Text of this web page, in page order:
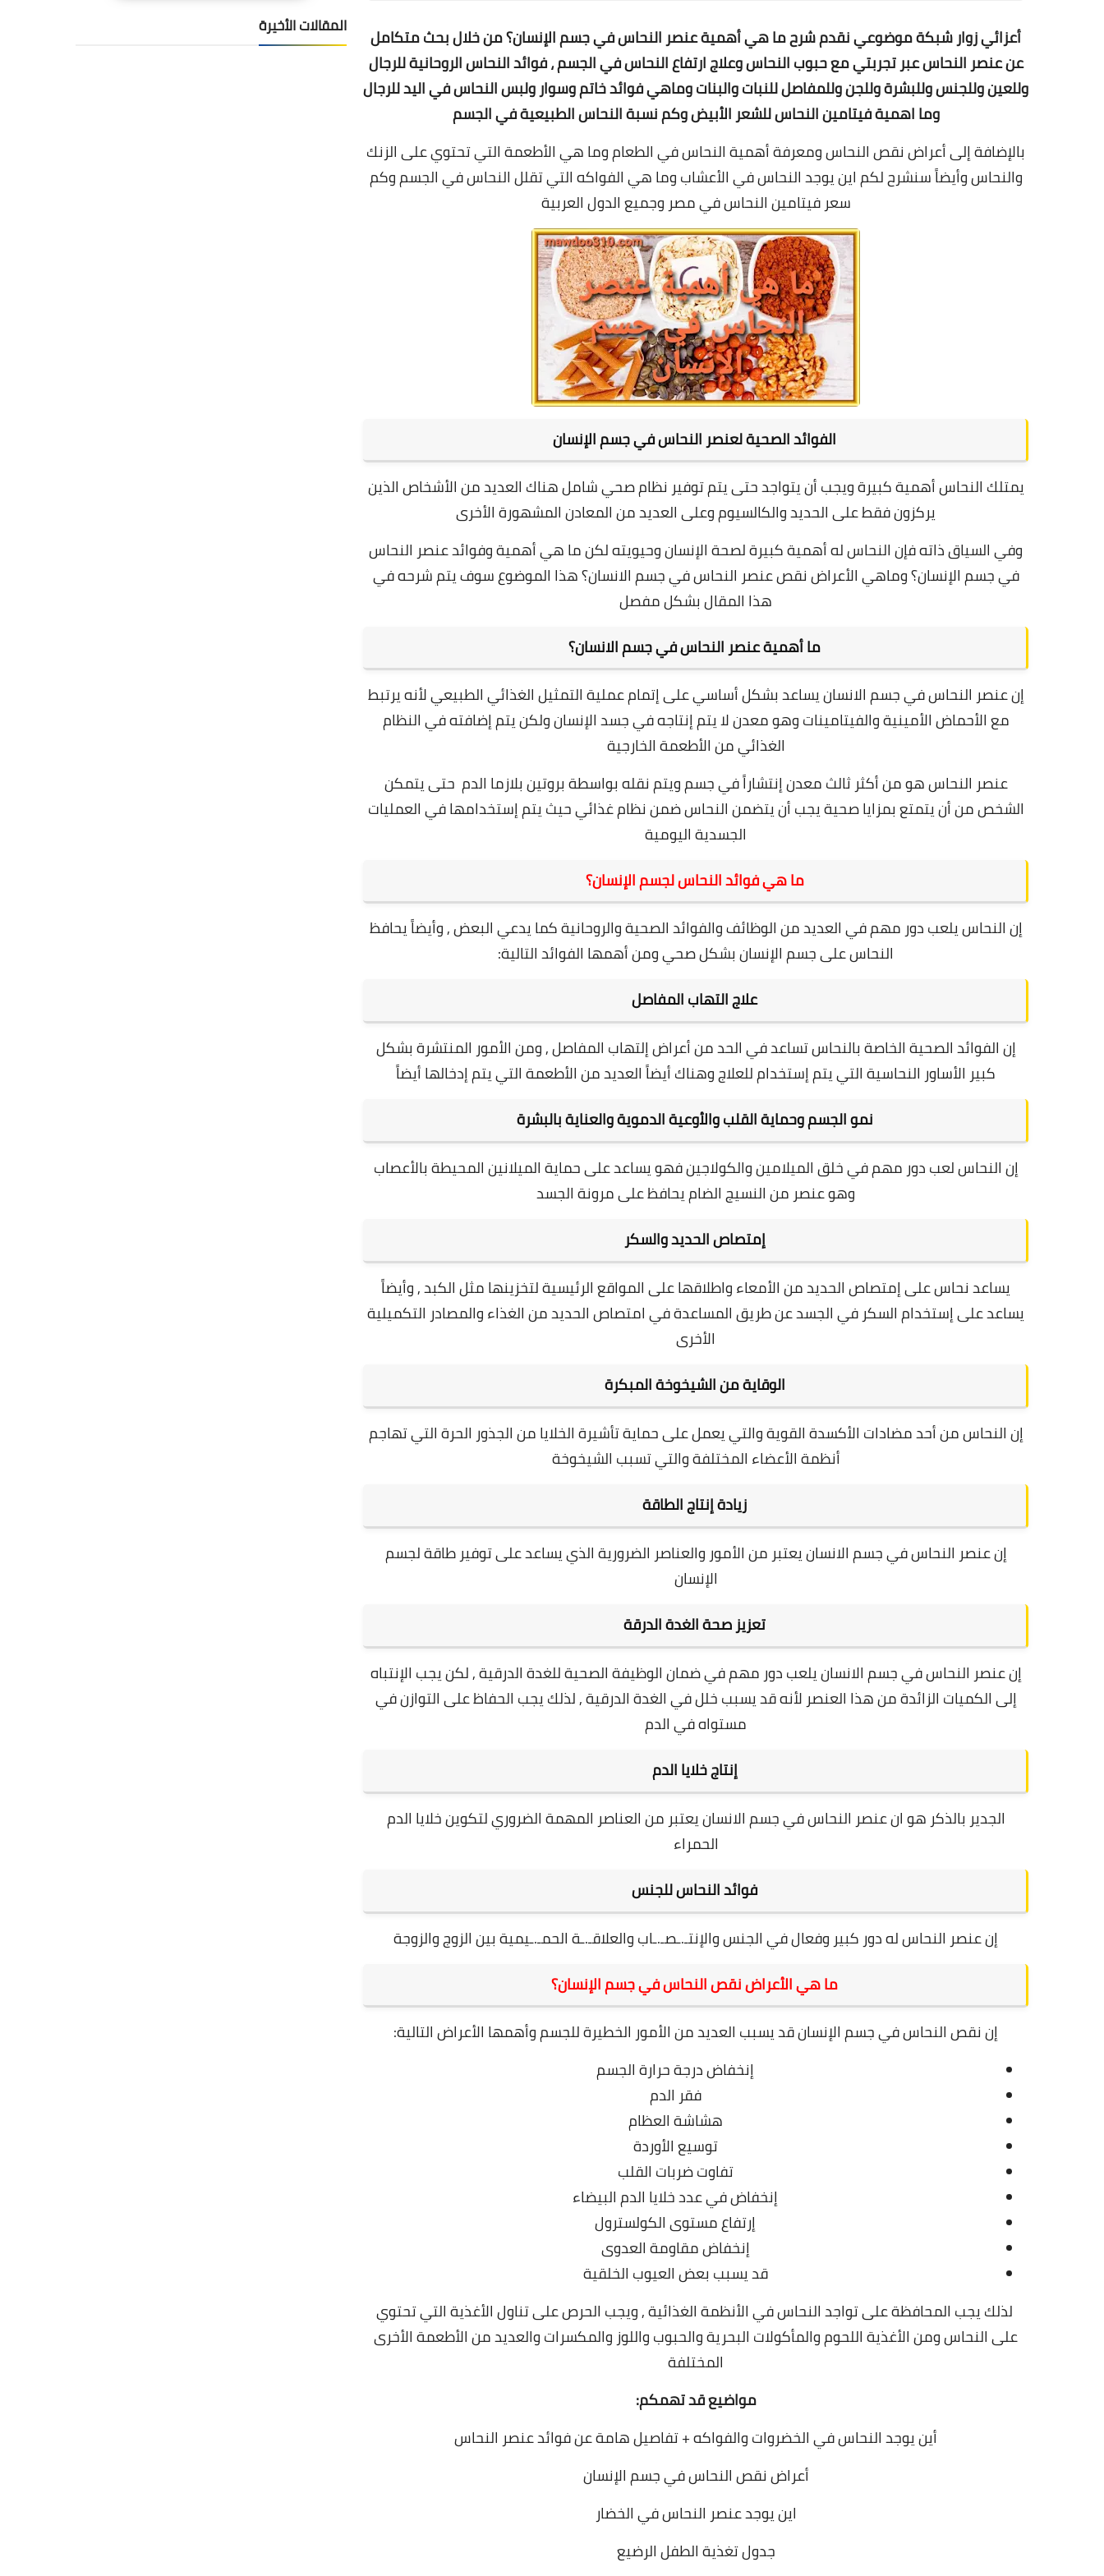
أعزائي زوار شبكة موضوعي نقدم شرح ما هي أهمية عنصر النحاس في جسم الإنسان؟ من خلالبحث متكامل
عن عنصر النحاس عبر تجربتي مع حبوب النحاس وعلاج ارتفاع النحاس في الجسم ، فوائد النحاس الروحانية للرجال
وللعين وللجنس وللبشرة وللجن وللمفاصل للنبات والبنات وماهي فوائد خاتم وسوار ولبس النحاس في اليد للرجال
وما اهمية فيتامين النحاس للشعر الأبيض وكم نسبة النحاس الطبيعية في الجسم
بالإضافة إلى أعراض نقص النحاس ومعرفة أهمية النحاس في الطعام وما هي الأطعمة التي تحتوي على الزنك
والنحاس وأيضاً سنشرح لكم اين يوجد النحاس في الأعشاب وما هي الفواكه التي تقلل النحاس في الجسم وكم
سعر فيتامين النحاس في مصر وجميع الدول العربية
الفوائد الصحية لعنصر النحاس في جسم الإنسان
يمتلك النحاس أهمية كبيرة ويجب أن يتواجد حتى يتم توفير نظام صحي شامل هناك العديد من الأشخاص الذين
يركزون فقط على الحديد والكالسيوم وعلى العديد من المعادن المشهورة الأخرى
وفي السياق ذاته فإن النحاس له أهمية كبيرة لصحة الإنسان وحيويته لكن ما هي أهمية وفوائد عنصر النحاس
في جسم الإنسان؟ وماهي الأعراض نقص عنصر النحاس في جسم الانسان؟ هذا الموضوع سوف يتم شرحه في
هذا المقال بشكل مفصل
ما أهمية عنصر النحاس في جسم الانسان؟
إن عنصر النحاس في جسم الانسان يساعد بشكل أساسي على إتمام عملية التمثيل الغذائي الطبيعي لأنه يرتبط
مع الأحماض الأمينية والفيتامينات وهو معدن لا يتم إنتاجه في جسد الإنسان ولكن يتم إضافته في النظام
الغذائي من الأطعمة الخارجية
عنصر النحاس هو من أكثر ثالث معدن إنتشاراً في جسم ويتم نقله بواسطة بروتين بلازما الدم حتى يتمكن
الشخص من أن يتمتع بمزايا صحية يجب أن يتضمن النحاس ضمن نظام غذائي حيث يتم إستخدامها في العمليات
الجسدية اليومية
ما هي فوائد النحاس لجسم الإنسان؟
إن النحاس يلعب دور مهم في العديد من الوظائف والفوائد الصحية والروحانية كما يدعي البعض , وأيضاً يحافظ
النحاس على جسم الإنسان بشكل صحي ومن أهمها الفوائد التالية:
علاج التهاب المفاصل
إن الفوائد الصحية الخاصة بالنحاس تساعد في الحد من أعراض إلتهاب المفاصل , ومن الأمور المنتشرة بشكل
كبير الأساور النحاسية التي يتم إستخدام للعلاج وهناك أيضاً العديد من الأطعمة التي يتم إدخالها أيضاً
نمو الجسم وحماية القلب والأوعية الدموية والعناية بالبشرة
إن النحاس لعب دور مهم في خلق الميلامين والكولاجين فهو يساعد على حماية الميلانين المحيطة بالأعصاب
وهو عنصر من النسيج الضام يحافظ على مرونة الجسد
إمتصاص الحديد والسكر
يساعد نحاس على إمتصاص الحديد من الأمعاء واطلاقها على المواقع الرئيسية لتخزينها مثل الكبد , وأيضاً
يساعد على إستخدام السكر في الجسد عن طريق المساعدة في امتصاص الحديد من الغذاء والمصادر التكميلية
الأخرى
الوقاية من الشيخوخة المبكرة
إن النحاس من أحد مضادات الأكسدة القوية والتي يعمل على حماية تأشيرة الخلايا من الجذور الحرة التي تهاجم
أنظمة الأعضاء المختلفة والتي تسبب الشيخوخة
زيادة إنتاج الطاقة
إن عنصر النحاس في جسم الانسان يعتبر من الأمور والعناصر الضرورية الذي يساعد على توفير طاقة لجسم
الإنسان
تعزيز صحة الغدة الدرقة
إن عنصر النحاس في جسم الانسان يلعب دور مهم في ضمان الوظيفة الصحية للغدة الدرقية , لكن يجب الإنتباه
إلى الكميات الزائدة من هذا العنصر لأنه قد يسبب خلل في الغدة الدرقية , لذلك يجب الحفاظ على التوازن في
مستواه في الدم
إنتاج خلايا الدم
الجدير بالذكر هو ان عنصر النحاس في جسم الانسان يعتبر من العناصر المهمة الضروري لتكوين خلايا الدم
الحمراء
فوائد النحاس للجنس
إن عنصر النحاس له دور كبير وفعال في الجنس والإنتـ.ـصـ.ـاب والعلاقـ.ـة الحمـ.ـيمية بين الزوج والزوجة
ما هي الأعراض نقص النحاس في جسم الإنسان؟
إن نقص النحاس في جسم الإنسان قد يسبب العديد من الأمور الخطيرة للجسم وأهمها الأعراض التالية:
إنخفاض درجة حرارة الجسم
فقر الدم
هشاشة العظام
توسيع الأوردة
تفاوت ضربات القلب
إنخفاض في عدد خلايا الدم البيضاء
إرتفاع مستوى الكولسترول
إنخفاض مقاومة العدوى
قد يسبب بعض العيوب الخلقية
لذلك يجب المحافظة على تواجد النحاس في الأنظمة الغذائية , ويجب الحرص على تناول الأغذية التي تحتوي
على النحاس ومن الأغذية اللحوم والمأكولات البحرية والحبوب واللوز والمكسرات والعديد من الأطعمة الأخرى
المختلفة
مواضيع قد تهمكم:
أين يوجد النحاس في الخضروات والفواكه + تفاصيل هامة عن فوائد عنصر النحاس
أعراض نقص النحاس في جسم الإنسان
اين يوجد عنصر النحاس في الخضار
جدول تغذية الطفل الرضيع
المقالات الأخيرة